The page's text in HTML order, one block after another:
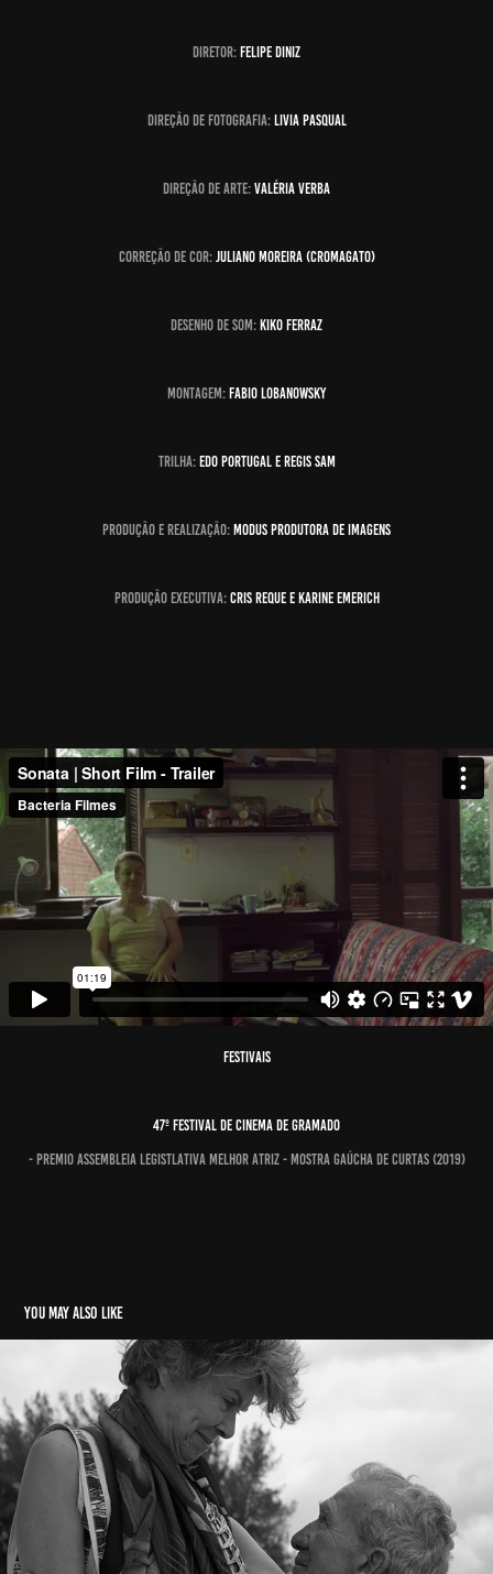
diretor: FELIPE DINIZ
direção de fotografia: LIVIA PASQUAL
direção de arte: VALÉRIA VERBA
correção de cor: juliano moreira (cromagato)
desenho de som: KIKO FERRAZ
montagem: FABIO LOBANOWSKY
trilha: EDO PORTUGAL E REGIS SAM
produção e realização: MODUS PRODUTORA DE IMAGENS
produção executiva: CRIS REQUE E KARINE EMERICH
FESTIVAIS
47º FESTIVAL DE CINEMA DE GRAMADO
- Premio Assembleia Legistlativa Melhor Atriz - Mostra Gaúcha de Curtas (2019)
You may also like
veraneio
2019